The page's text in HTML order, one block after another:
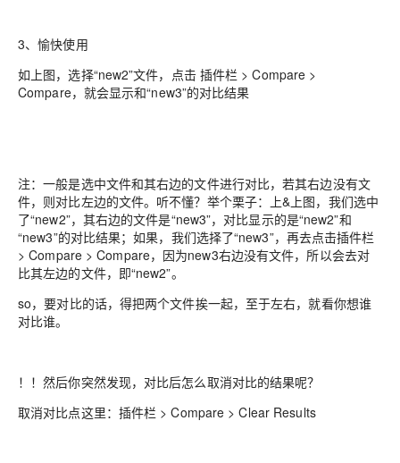
3、愉快使用
如上图，选择“new2”文件，点击 插件栏 > Compare >
Compare，就会显示和“new3”的对比结果
注：一般是选中文件和其右边的文件进行对比，若其右边没有文
件，则对比左边的文件。听不懂？举个栗子：上&上图，我们选中
了“new2”，其右边的文件是“new3”，对比显示的是“new2”和
“new3”的对比结果；如果，我们选择了“new3”，再去点击插件栏
> Compare > Compare，因为new3右边没有文件，所以会去对
比其左边的文件，即“new2”。
so，要对比的话，得把两个文件挨一起，至于左右，就看你想谁
对比谁。
！！然后你突然发现，对比后怎么取消对比的结果呢？
取消对比点这里：插件栏 > Compare > Clear Results